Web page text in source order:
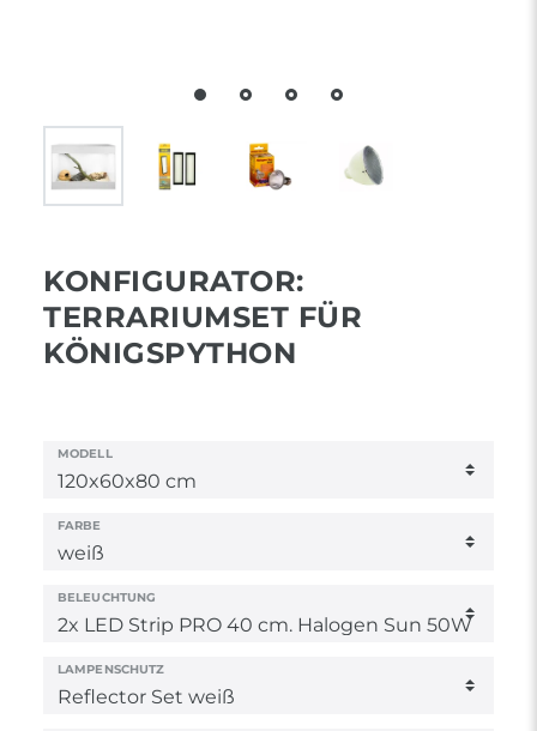
KONFIGURATOR:
TERRARIUMSET FÜR
KÖNIGSPYTHON
MODELL
FARBE
BELEUCHTUNG
LAMPENSCHUTZ